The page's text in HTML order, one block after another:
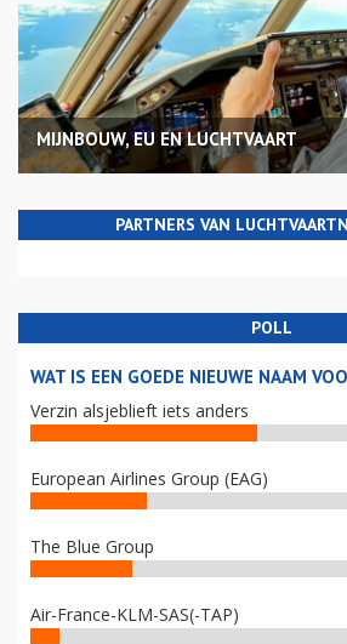
MIJNBOUW, EU EN LUCHTVAART
PARTNERS VAN
POLL
WAT IS EEN GOEDE NIEUWE NAAM
Verzin alsjeblieft iets anders
European Airlines Group (EAG)
The Blue Group
Air-France-KLM-SAS(-TAP)